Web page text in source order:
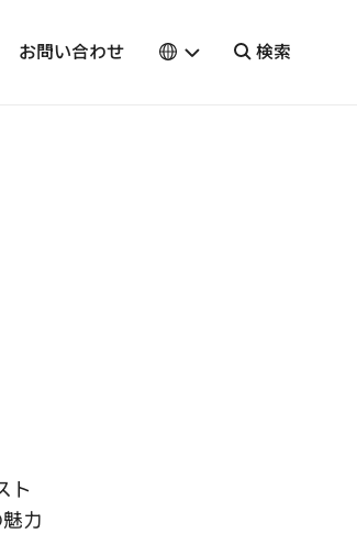
お問い合わせ 検索
ト
力